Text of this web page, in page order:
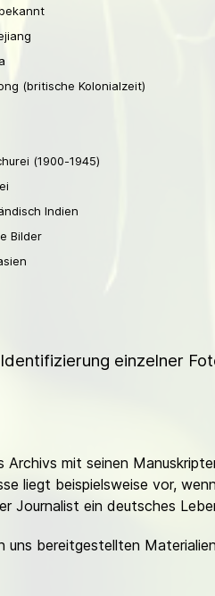
(britische Kolonialzeit)
(1900-1945)
Indien
Bilder
einzelner
Archivs mit seinen
liegt beispielsweise vor,
Journalist ein deutsches
uns bereitgestellten